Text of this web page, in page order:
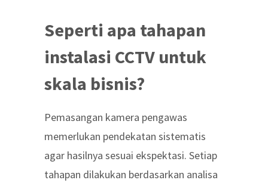
Seperti apa tahapan
instalasi CCTV untuk
skala bisnis?
Pemasangan kamera pengawas
memerlukan pendekatan sistematis
agar hasilnya sesuai ekspektasi. Setiap
tahapan dilakukan berdasarkan analisa